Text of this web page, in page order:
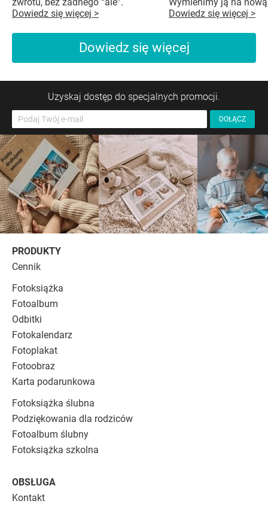
Dowiedz się więcej >
Dowiedz się więcej >
Dowiedz się więcej
Uzyskaj dostęp do specjalnych promocji.
PRODUKTY
Cennik
Fotoksiążka
Fotoalbum
Odbitki
Fotokalendarz
Fotoplakat
Fotoobraz
Karta podarunkowa
Fotoksiążka ślubna
Podziękowania dla rodziców
Fotoalbum ślubny
Fotoksiążka szkolna
OBSŁUGA
Kontakt